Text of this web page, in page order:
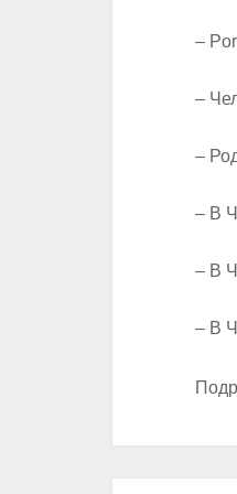
–
–
–
– В
– В
– В